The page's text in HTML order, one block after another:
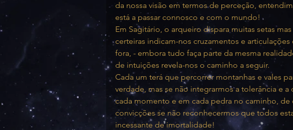
da nossa visão em termos de perceção,
está a passar connosco e com o mundo!
Em Sagitário, o arqueiro dispara muitas setas
certeiras indicam-nos cruzamentos e
fora, - embora tudo faça parte da mesma
de intuições revela-nos o caminho a seguir.
Cada um terá que percorrer montanhas e vales
verdade, mas se não integrarmos a tolerância e
cada momento e em cada pedra no caminho, de
convicções se não reconhecermos que todos
incessante de imortalidade!